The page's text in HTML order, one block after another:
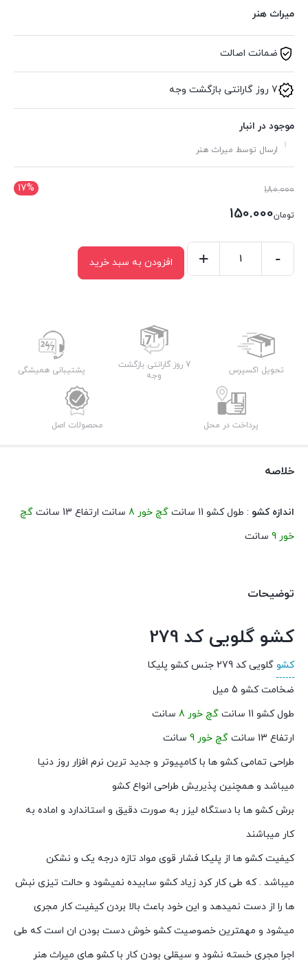
میراث هنر
ضمانت اصالت
7 روز گارانتی بازگشت وجه
موجود در انبار
ارسال توسط میراث هنر
17% 180.000قیمت
اصلی:
تومان150.000
فعلی:
تومان150.000.
-
+ افزودن به سبد خرید
تحویل اکسپرس
7 روز گارانتی بازگشت
وجه
پشتیبانی همیشگی
پرداخت در محل محصولات اصل
خلاصه
اندازه کشو : طول کشو 11 سانت گچ خور 8 سانت ارتفاع 13 سانت
گچ
خور 9
سانت
توضیحات
کشو گلویی کد 279
کشو گلویی کد 279 جنس کشو پلیکا
ضخامت کشو 5 میل
طول کشو 11 سانت
گچ خور 8
سانت
ارتفاع 13 سانت
گچ خور 9
سانت
طراحی تمامی کشو ها با کامپیوتر و جدید ترین نرم افزار روز دنیا
میباشد و همچنین پذیریش طراحی انواع کشو
برش کشو ها با دستگاه لیزر به صورت دقیق و استاندارد و اماده به
کار میباشند
کیفیت کشو ها از پلیکا فشار قوی مواد تازه درجه یک و نشکن
میباشد . که طی کار کرد زیاد کشو سابیده نمیشود و حالت تیزی نبش
ها را از دست نمیدهد و این خود باعث بالا بردن کیفیت کار مجری
میشود و مهمترین خصوصیت کشو خوش دست بودن ان است که طی
اجرا مجری خسته نشود و سیقلی بودن کار با کشو های میراث هنر